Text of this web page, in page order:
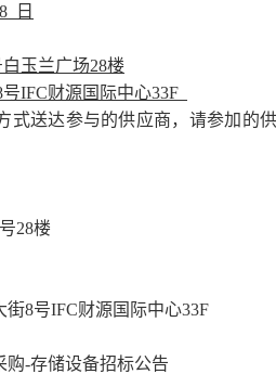
8 日
白玉兰广场28楼
IFC财源国际中心33F
式送达参与的供应商，请参加的
28楼
8号IFC财源国际中心33F
购-存储设备招标公告